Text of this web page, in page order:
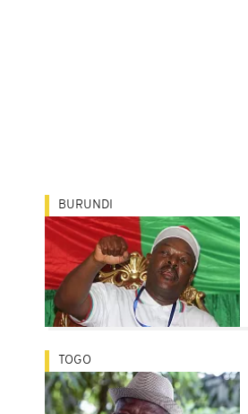
BURUNDI
TOGO